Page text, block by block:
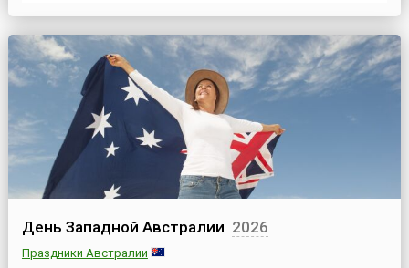
берёзовые ветки. Это также был день памяти и
общения с водными, луговыми и лесными навьями —
русальими духами своего рода. Согласно преданиям, ...
День Западной Австралии 2026
Праздники Австралии